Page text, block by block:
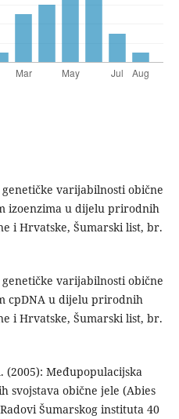
varijabilnosti obične
izoenzima u dijelu prirodnih
i Hrvatske, Šumarski list, br.
varijabilnosti obične
cpDNA u dijelu prirodnih
i Hrvatske, Šumarski list, br.
(2005): Međupopulacijska
svojstava obične jele (Abies
Šumarskog instituta 40